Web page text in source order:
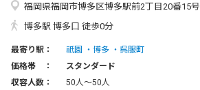
福岡県福岡市博多区博多駅前2丁目20番15号
博多駅 博多口 徒歩0分
最寄り駅： 祇園 博多
呉服町
価格帯 ：
スタンダード
収容人数：
50人〜50人